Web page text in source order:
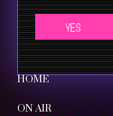
HOME
ON AIR
YES